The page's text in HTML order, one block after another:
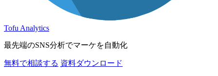
Tofu Analytics
最先端のSNS分析でマーケを自動化
無料で相談する 資料ダウンロード